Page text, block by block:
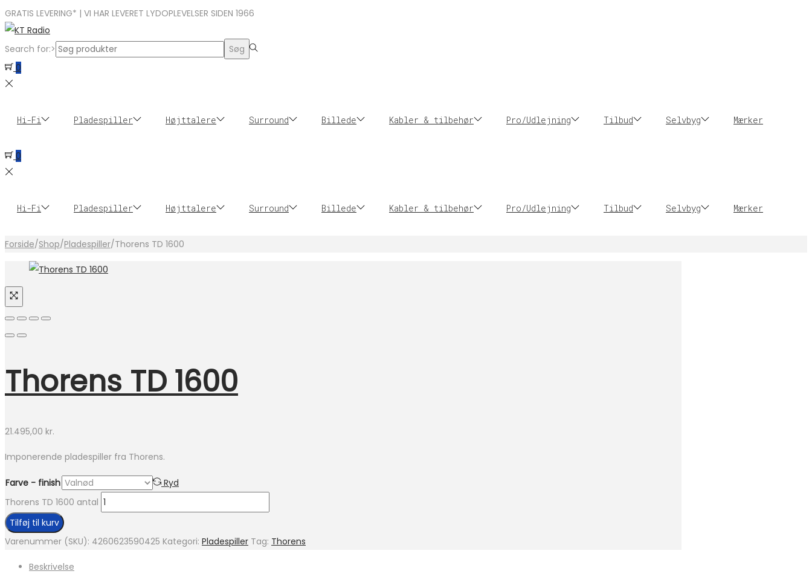
GRATIS LEVERING* | VI HAR LEVERET LYDOPLEVELSER SIDEN 1966
Search for:>
Søg
0
Hi-Fi Pladespiller Højttalere Surround Billede Kabler & tilbehør Pro/Udlejning Tilbud Selvbyg Mærker
0
Hi-Fi Pladespiller Højttalere Surround Billede Kabler & tilbehør Pro/Udlejning Tilbud Selvbyg Mærker
Forside/Shop/Pladespiller/Thorens TD 1600
Thorens TD 1600
21.495,00 kr.
Imponerende pladespiller fra Thorens.
Farve - finish
Ryd
Thorens TD 1600 antal
Tilføj til kurv
Varenummer (SKU): 4260623590425 Kategori: Pladespiller Tag: Thorens
Beskrivelse